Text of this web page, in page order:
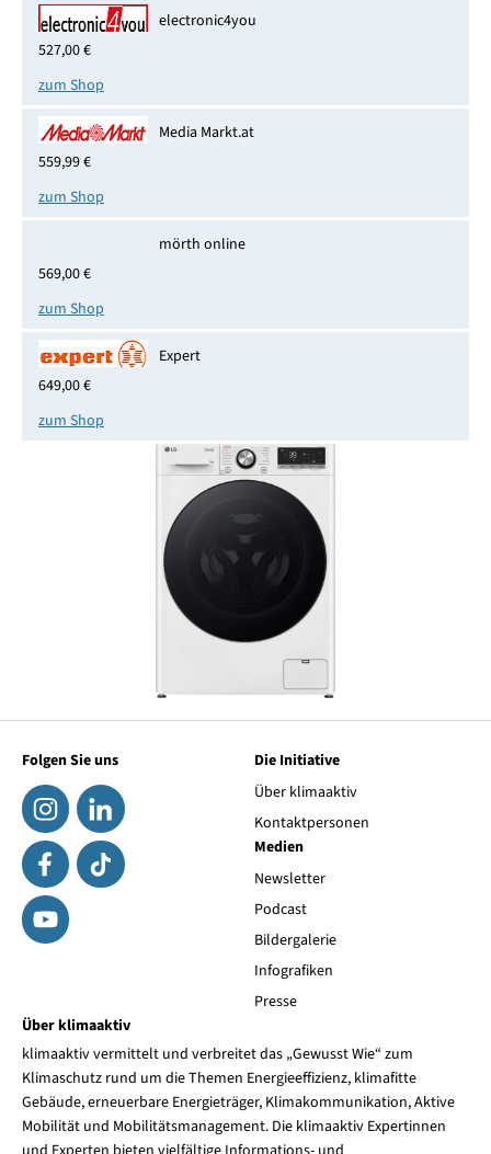
electronic4you
527,00 €
zum Shop
Media Markt.at
559,99 €
zum Shop
mörth online
569,00 €
zum Shop
Expert
649,00 €
zum Shop
Folgen Sie uns
Die Initiative
Über klimaaktiv
Kontaktpersonen
Medien
Newsletter
Podcast
Bildergalerie
Infografiken
Presse
Über klimaaktiv
klimaaktiv vermittelt und verbreitet das „Gewusst Wie“ zum
Klimaschutz rund um die Themen Energieeffizienz, klimafitte
Gebäude, erneuerbare Energieträger, Klimakommunikation, Aktive
Mobilität und Mobilitätsmanagement. Die klimaaktiv Expertinnen